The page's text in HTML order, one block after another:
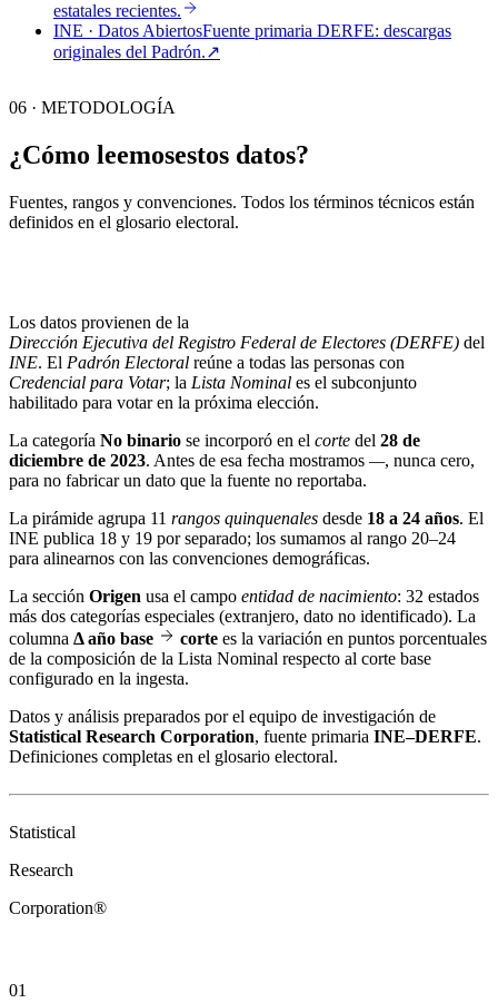
estatales recientes.
INE · Datos AbiertosFuente primaria DERFE: descargas
originales del Padrón.↗︎
06 · METODOLOGÍA
¿Cómo leemosestos datos?
Fuentes, rangos y convenciones. Todos los términos técnicos están
definidos en el glosario electoral.
Los datos provienen de la
Dirección Ejecutiva del Registro Federal de Electores (DERFE) del
INE. El Padrón Electoral reúne a todas las personas con
Credencial para Votar; la Lista Nominal es el subconjunto
habilitado para votar en la próxima elección.
La categoría No binario se incorporó en el corte del 28 de
diciembre de 2023. Antes de esa fecha mostramos —, nunca cero,
para no fabricar un dato que la fuente no reportaba.
La pirámide agrupa 11 rangos quinquenales desde 18 a 24 años. El
INE publica 18 y 19 por separado; los sumamos al rango 20–24
para alinearnos con las convenciones demográficas.
La sección Origen usa el campo entidad de nacimiento: 32 estados
más dos categorías especiales (extranjero, dato no identificado). La
columna Δ año base corte es la variación en puntos porcentuales
de la composición de la Lista Nominal respecto al corte base
configurado en la ingesta.
Datos y análisis preparados por el equipo de investigación de
Statistical Research Corporation, fuente primaria INE–DERFE.
Definiciones completas en el glosario electoral.
Statistical
Research
Corporation®
01